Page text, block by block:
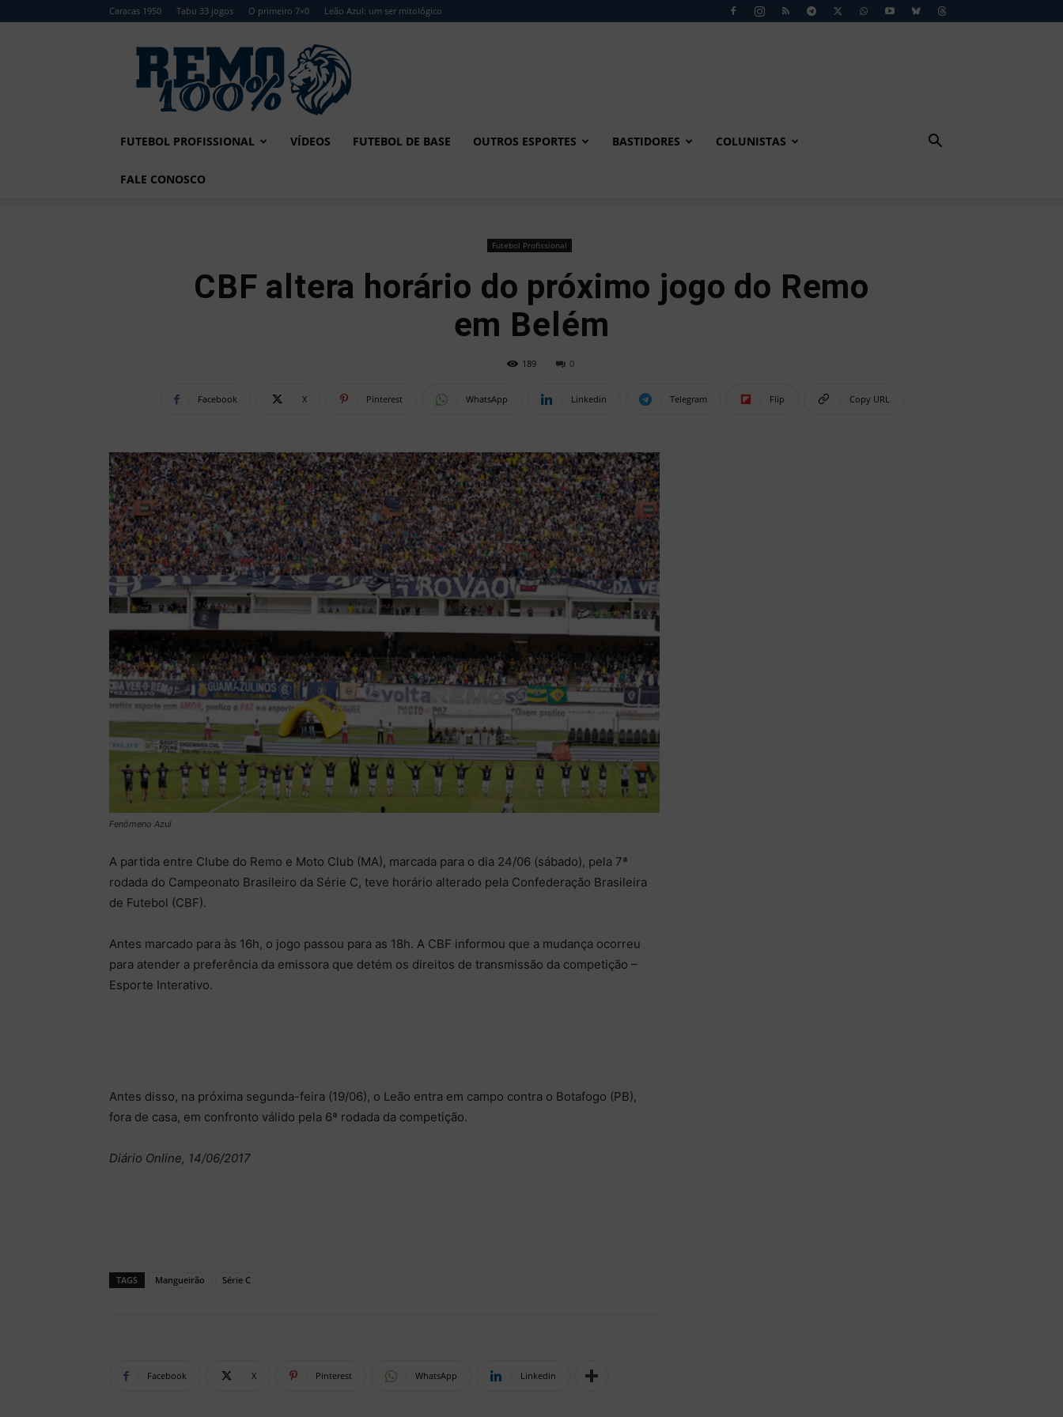
Caracas 1950 Tabu 33 jogos O primeiro 7×0 Leão Azul: um ser mitológico
Remo
FUTEBOL PROFISSIONAL VÍDEOS FUTEBOL DE BASE OUTROS ESPORTES BASTIDORES COLUNISTAS
FALE CONOSCO
Futebol Profissional
CBF altera horário do próximo jogo do Remo
em Belém
189 0
Facebook X Pinterest WhatsApp Linkedin Telegram Flip Copy URL
Fenômeno Azul
A partida entre Clube do Remo e Moto Club (MA), marcada para o dia 24/06 (sábado), pela 7ª
rodada do Campeonato Brasileiro da Série C, teve horário alterado pela Confederação Brasileira
de Futebol (CBF).
Antes marcado para às 16h, o jogo passou para as 18h. A CBF informou que a mudança ocorreu
para atender a preferência da emissora que detém os direitos de transmissão da competição –
Esporte Interativo.
Antes disso, na próxima segunda-feira (19/06), o Leão entra em campo contra o Botafogo (PB),
fora de casa, em confronto válido pela 6ª rodada da competição.
Diário Online, 14/06/2017
TAGS Mangueirão Série C
Facebook X Pinterest WhatsApp Linkedin